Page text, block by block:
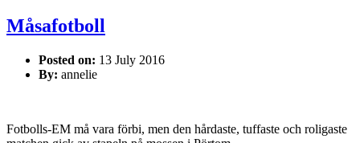
Måsafotboll
Posted on: 13 July 2016
By: annelie
Fotbolls-EM må vara förbi, men den hårdaste, tuffaste och roligaste